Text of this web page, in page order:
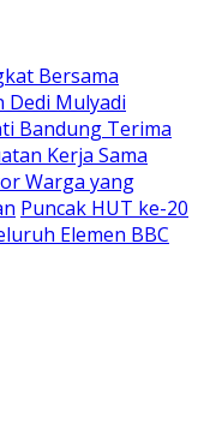
Bersama
Dedi Mulyadi
Bandung Terima
Kerja Sama
Warga yang
Puncak HUT ke-20
Elemen BBC